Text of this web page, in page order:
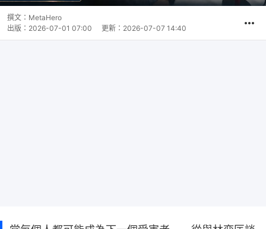
撰文： MetaHero
出版： 2026-07-01 07:00 更新： 2026-07-07 14:40